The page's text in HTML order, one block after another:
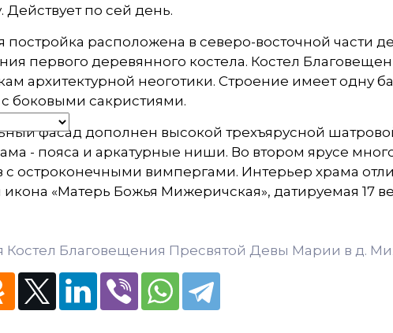
Действует по сей день.
постройка расположена в северо-восточной части
первого деревянного костела. Костел
архитектурной неоготики. Строение имеет одну
боковыми сакристиями.
фасад дополнен высокой трехъярусной
- пояса и аркатурные ниши. Во втором ярусе
с остроконечными вимпергами. Интерьер храма
икона «Матерь Божья Мижеричская», датируемая 17
Костел Благовещения Пресвятой Девы Марии в д.